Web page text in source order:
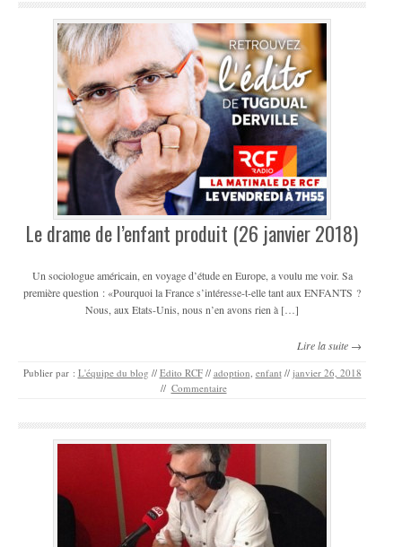
Le drame de l’enfant produit (26 janvier 2018)
Un sociologue américain, en voyage d’étude en Europe, a voulu me voir. Sa
première question : «Pourquoi la France s’intéresse-t-elle tant aux ENFANTS ?
Nous, aux Etats-Unis, nous n’en avons rien à […]
Lire la suite →
Publier par : L'équipe du blog // Edito RCF // adoption enfant // janvier 26, 2018
// Commentaire